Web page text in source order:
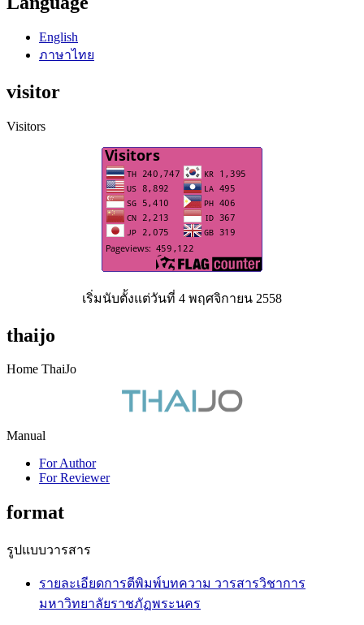
English
ภาษาไทย
visitor
Visitors
เริ่มนับตั้งแต่วันที่ 4 พฤศจิกายน 2558
thaijo
Home ThaiJo
Manual
For Author
For Reviewer
format
รูปแบบวารสาร
รายละเอียดการตีพิมพ์บทความ วารสารวิชาการ
มหาวิทยาลัยราชภัฏพระนคร